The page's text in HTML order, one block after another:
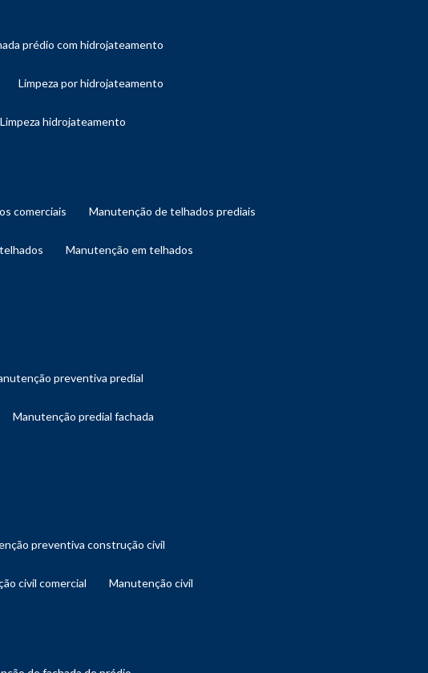
prédio com hidrojateamento
limpeza por hidrojateamento
limpeza hidrojateamento
comerciais manutenção de telhados prediais
manutenção em telhados
preventiva predial
manutenção predial fachada
preventiva construção civil
civil comercial manutenção civil